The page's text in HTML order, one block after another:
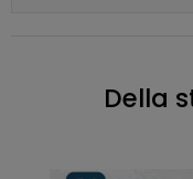
Della